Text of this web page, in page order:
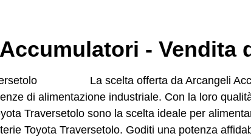
- Vendita
La scelta offerta da Arcangeli
di alimentazione industriale. Con la loro
Traversetolo sono la scelta ideale per
Toyota Traversetolo. Goditi una potenza